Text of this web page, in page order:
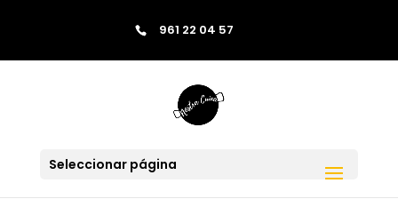
961 22 04 57
Saltar al contenido
Seleccionar página